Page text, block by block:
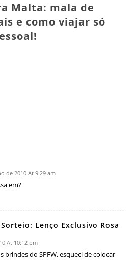
Malta: mala de
e como viajar só
de 2010 At 9:29 am
em?
Lenço Exclusivo Rosa
At 10:12 pm
brindes do SPFW, esqueci de colocar